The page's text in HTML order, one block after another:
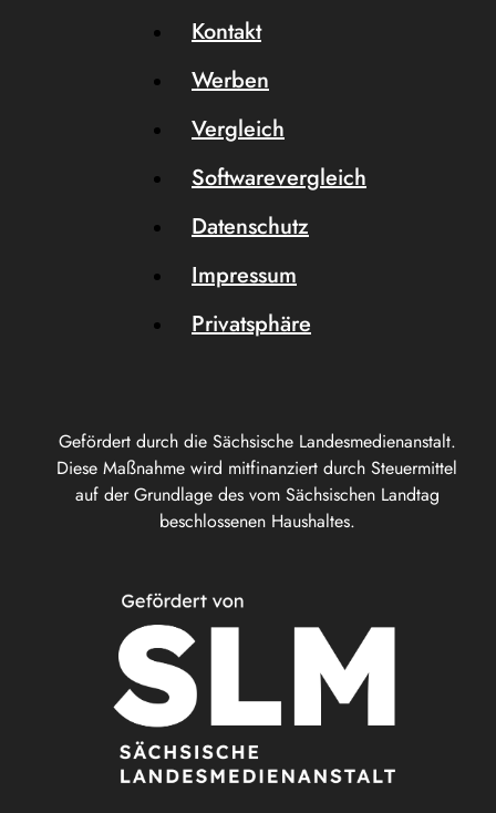
Gefördert durch die Sächsische Landesmedienanstalt.
Diese Maßnahme wird mitfinanziert durch Steuermittel
auf der Grundlage des vom Sächsischen Landtag
beschlossenen Haushaltes.
Kontakt
Werben
Vergleich
Softwarevergleich
Datenschutz
Impressum
Privatsphäre